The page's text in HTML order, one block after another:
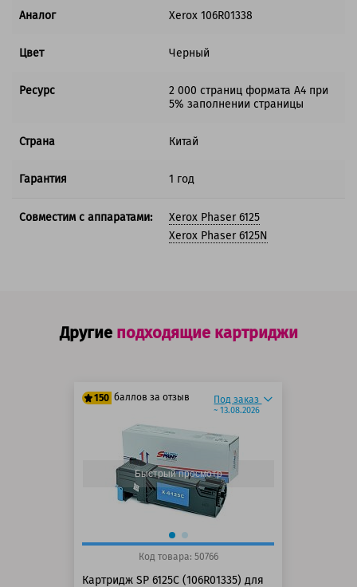
Аналог Xerox 106R01338
Цвет Черный
Ресурс
2 000 страниц формата А4 при
5% заполнении страницы
Страна Китай
Гарантия 1 год
Совместим с аппаратами:
Xerox Phaser 6125
Xerox Phaser 6125N
Другие подходящие картриджи
150 баллов за отзыв
150 баллов
Под заказ
~ 13.08.2026
Быстрый просмотр
Код товара: 50766
Картридж SP 6125C (106R01335) для